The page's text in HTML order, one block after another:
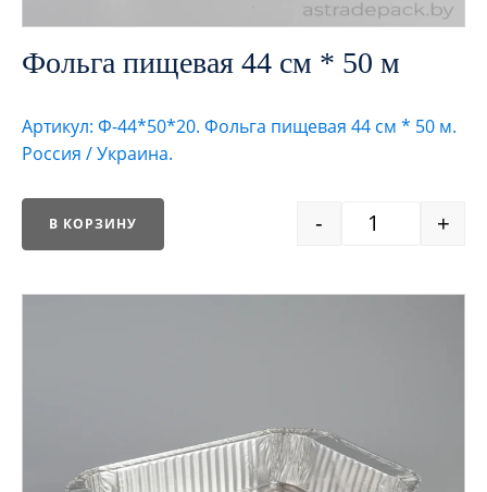
Фольга пищевая 44 см * 50 м
Артикул: Ф-44*50*20. Фольга пищевая 44 см * 50 м.
Россия / Украина.
- +
В КОРЗИНУ